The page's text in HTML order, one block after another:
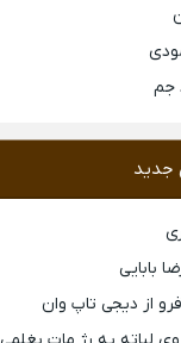
جم
جدید
بابایی
از ديجی تاپ وان